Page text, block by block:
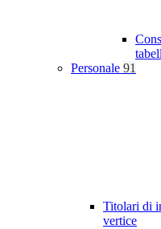
Personale 91
Titolari di
vertice